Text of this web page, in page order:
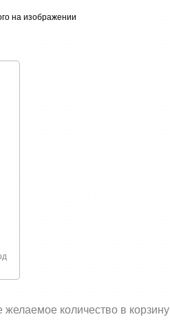
на изображении
желаемое количество в корзину